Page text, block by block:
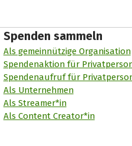
Spenden sammeln
Als gemeinnützige Organisation
Spendenaktion für
Spendenaufruf für
Als Unternehmen
Als Streamer*in
Als Content Creator*in